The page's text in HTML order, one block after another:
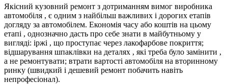
Якісний кузовний ремонт з дотриманням вимог виробника
автомобіля , є одним з найбільш важливих і дорогих етапів
догляду за автомобілем. Економія часу або коштів на цьому
етапі , однозначно дасть про себе знати в майбутньому у
вигляді: іржі , що проступає через лакофарбове покриття;
відшарування шпаклівки на деталях , які треба було замінити ,
а не ремонтувати; втрати вартості автомобіля на вторинному
ринку (швидкий і дешевий ремонт побачить навіть
непрофесіонал).